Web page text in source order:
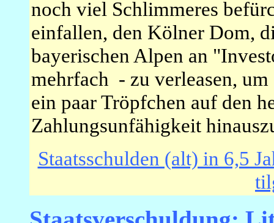
noch viel Schlimmeres
einfallen, den Kölner Dom,
bayerischen Alpen an
mehrfach - zu verleasen,
ein paar Tröpfchen auf den
Zahlungsunfähigkeit
Staatsschulden (alt) in 6,5